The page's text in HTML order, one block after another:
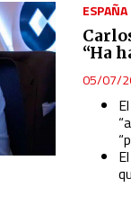
ESPAÑA
“Ha
05/07/